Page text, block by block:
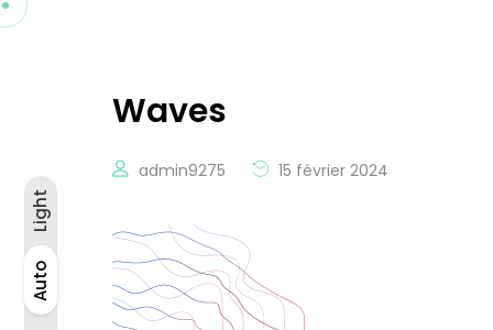
Auto
Light
Dark
Auto
Light
Waves
admin9275 15 février 2024